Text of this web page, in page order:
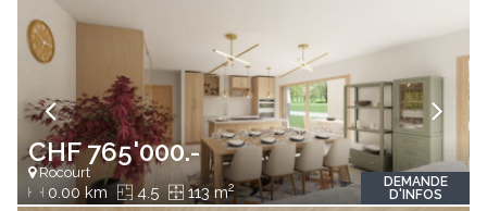
CHF 765'000.-
Rocourt
0.00 km 4.5 113 m2
DEMANDE
D'INFOS